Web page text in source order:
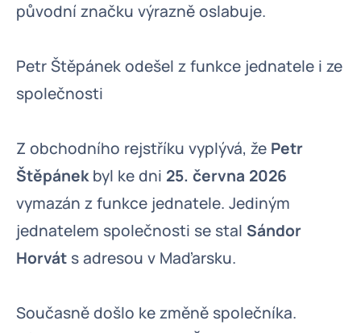
původní značku výrazně oslabuje.
Petr Štěpánek odešel z funkce jednatele i ze
společnosti
Z obchodního rejstříku vyplývá, že Petr
Štěpánekbyl ke dni 25. června 2026
vymazán z funkce jednatele. Jediným
jednatelem společnosti se stal Sándor
Horvát s adresou v Maďarsku.
Současně došlo ke změně společníka.